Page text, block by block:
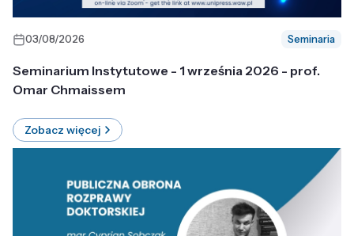
03/08/2026 Seminaria
Seminarium Instytutowe - 1 września 2026 - prof.
Omar Chmaissem
Zobacz więcej